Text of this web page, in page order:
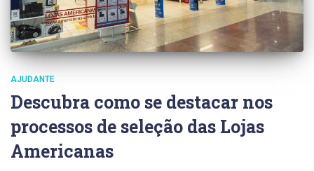
AJUDANTE
Descubra como se destacar nos
processos de seleção das Lojas
Americanas